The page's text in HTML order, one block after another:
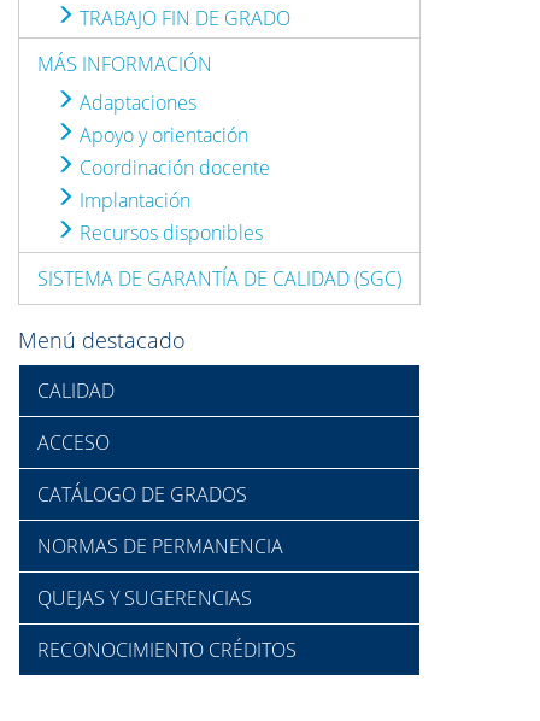
TRABAJO FIN DE GRADO
MÁS INFORMACIÓN
Adaptaciones
Apoyo y orientación
Coordinación docente
Implantación
Recursos disponibles
SISTEMA DE GARANTÍA DE CALIDAD (SGC)
Menú destacado
CALIDAD
ACCESO
CATÁLOGO DE GRADOS
NORMAS DE PERMANENCIA
QUEJAS Y SUGERENCIAS
RECONOCIMIENTO CRÉDITOS